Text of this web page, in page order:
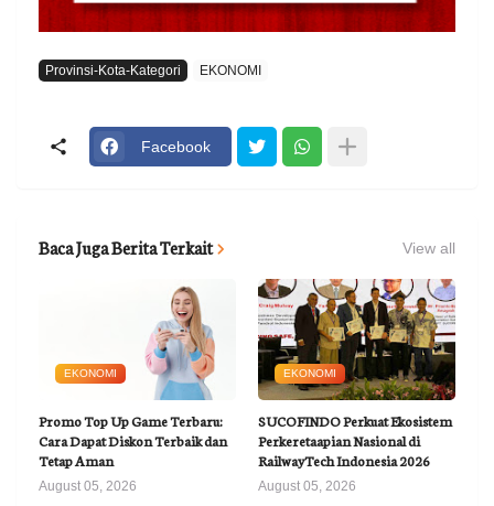
Provinsi-Kota-Kategori EKONOMI
Facebook
Baca Juga Berita Terkait View all
EKONOMI
Promo Top Up Game Terbaru:
Cara Dapat Diskon Terbaik dan
Tetap Aman
August 05, 2026
EKONOMI
SUCOFINDO Perkuat Ekosistem
Perkeretaapian Nasional di
RailwayTech Indonesia 2026
August 05, 2026